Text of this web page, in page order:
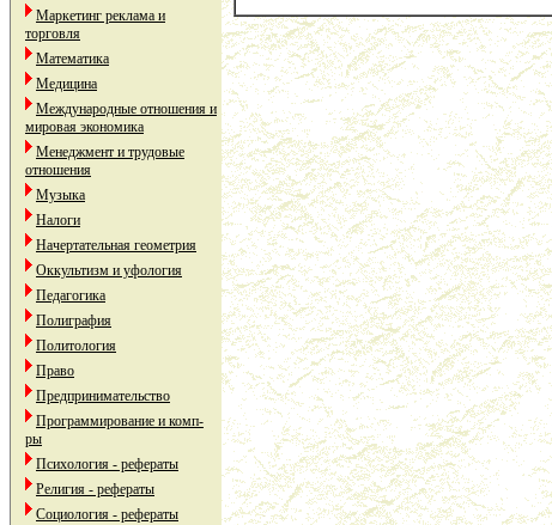
Маркетинг реклама и
торговля
Математика
Медицина
Международные отношения и
мировая экономика
Менеджмент и трудовые
отношения
Музыка
Налоги
Начертательная геометрия
Оккультизм и уфология
Педагогика
Полиграфия
Политология
Право
Предпринимательство
Программирование и комп-
ры
Психология - рефераты
Религия - рефераты
Социология - рефераты